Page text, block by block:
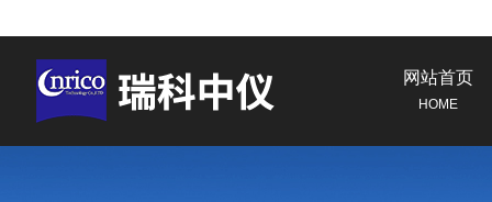
网站首页
HOME